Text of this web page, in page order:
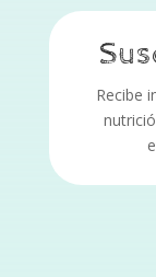
Recibe